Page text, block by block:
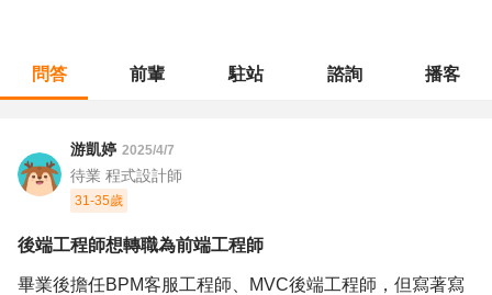
問答 前輩 駐站 諮詢 播客
游凱婷 2025/4/7
待業 程式設計師
31-35歲
後端工程師想轉職為前端工程師
畢業後擔任BPM客服工程師、MVC後端工程師，但寫著寫